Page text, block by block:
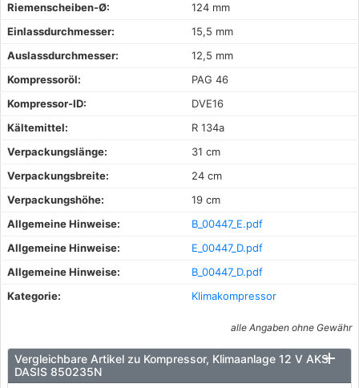
Riemenscheiben-Ø:
124 mm
Einlassdurchmesser:
15,5 mm
Auslassdurchmesser:
12,5 mm
Kompressoröl:
PAG 46
Kompressor-ID:
DVE16
Kältemittel:
R 134a
Verpackungslänge:
31 cm
Verpackungsbreite:
24 cm
Verpackungshöhe:
19 cm
Allgemeine Hinweise:
B_00447_E.pdf
Allgemeine Hinweise:
E_00447_D.pdf
Allgemeine Hinweise:
B_00447_D.pdf
Kategorie:
Klimakompressor
alle Angaben ohne Gewähr
Vergleichbare Artikel zu Kompressor, Klimaanlage 12 V AKS
DASIS 850235N